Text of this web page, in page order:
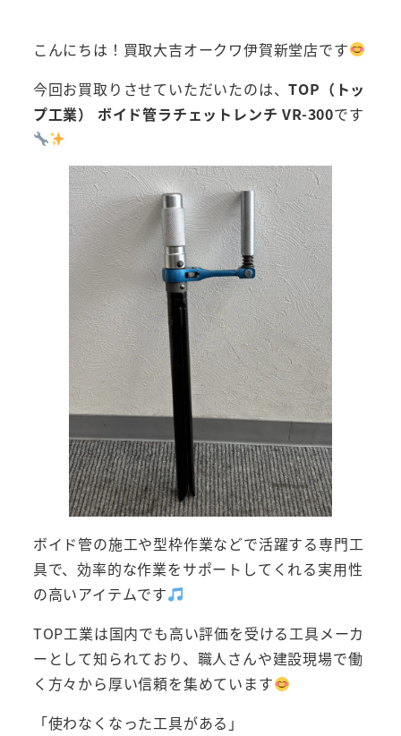
こんにちは！買取大吉オークワ伊賀新堂店です
今回お買取りさせていただいたのは、TOP（トッ
プ工業） ボイド管ラチェットレンチ VR-300です
ボイド管の施工や型枠作業などで活躍する専門工
具で、効率的な作業をサポートしてくれる実用性
の高いアイテムです
TOP工業は国内でも高い評価を受ける工具メーカ
ーとして知られており、職人さんや建設現場で働
く方々から厚い信頼を集めています
「使わなくなった工具がある」